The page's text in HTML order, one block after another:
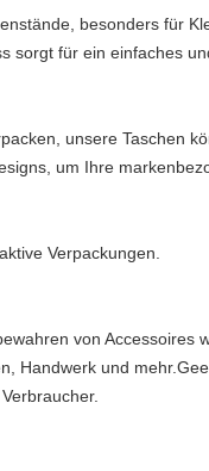
besonders für
sorgt für ein einfaches
unsere Taschen
um Ihre
Verpackungen.
von Accessoires
Handwerk und